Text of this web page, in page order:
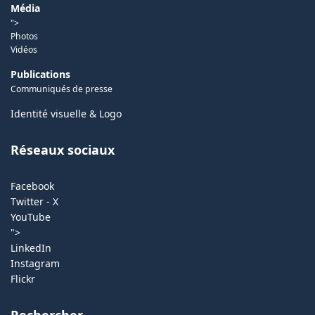
Média
">
Photos
Vidéos
Publications
Communiqués de presse
Identité visuelle & Logo
Réseaux sociaux
Facebook
Twitter - X
YouTube
">
LinkedIn
Instagram
Flickr